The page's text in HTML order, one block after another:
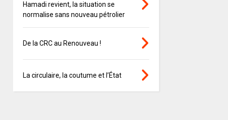
Hamadi revient, la situation se
normalise sans nouveau pétrolier
De la CRC au Renouveau !
La circulaire, la coutume et l’État